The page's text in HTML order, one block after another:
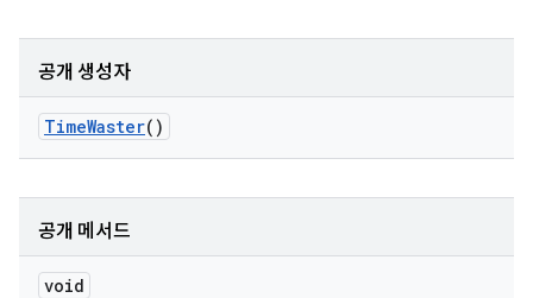
공개 생성자
TimeWaster()
공개 메서드
void